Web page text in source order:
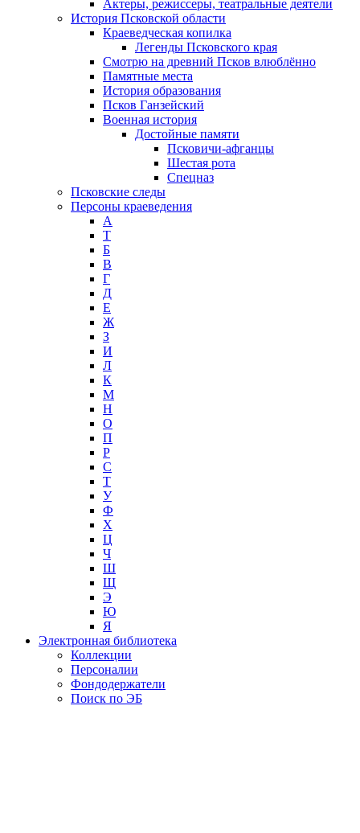
Актеры, режиссеры, театральные деятели
История Псковской области
Краеведческая копилка
Легенды Псковского края
Смотрю на древний Псков влюблённо
Памятные места
История образования
Псков Ганзейский
Военная история
Достойные памяти
Псковичи-афганцы
Шестая рота
Спецназ
Псковские следы
Персоны краеведения
А
T
Б
В
Г
Д
Е
Ж
З
И
Л
К
М
Н
О
П
Р
С
Т
У
Ф
Х
Ц
Ч
Ш
Щ
Э
Ю
Я
Электронная библиотека
Коллекции
Персоналии
Фондодержатели
Поиск по ЭБ